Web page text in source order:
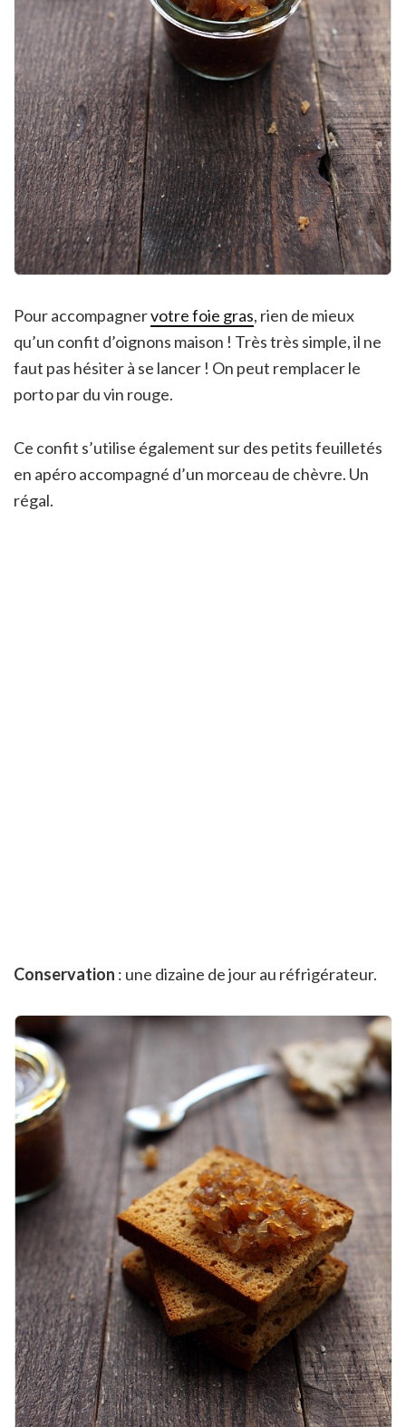
Pour accompagnervotre foie gras, rien de mieux
qu’un confit d’oignons maison ! Très très simple, il ne
faut pas hésiter à se lancer ! On peut remplacer le
porto par du vin rouge.
Ce confit s’utilise également sur des petits feuilletés
en apéro accompagné d’un morceau de chèvre. Un
régal.
Conservation : une dizaine de jour au réfrigérateur.